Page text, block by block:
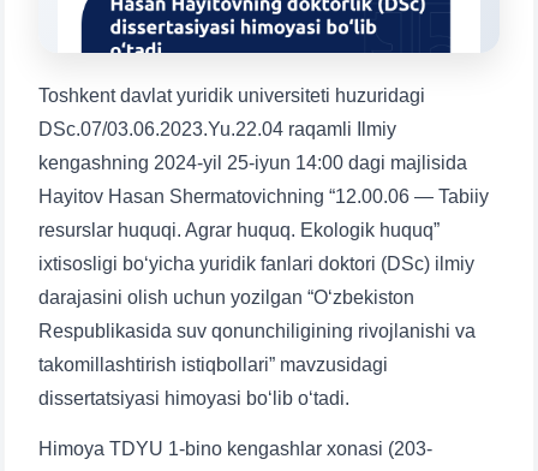
Toshkent davlat yuridik universiteti huzuridagi
DSc.07/03.06.2023.Yu.22.04 raqamli Ilmiy
kengashning 2024-yil 25-iyun 14:00 dagi majlisida
Hayitov Hasan Shermatovichning “12.00.06 — Tabiiy
resurslar huquqi. Agrar huquq. Ekologik huquq”
ixtisosligi boʻyicha yuridik fanlari doktori (DSc) ilmiy
darajasini olish uchun yozilgan “O‘zbekiston
Respublikasida suv qonunchiligining rivojlanishi va
takomillashtirish istiqbollari” mavzusidagi
dissertatsiyasi himoyasi boʻlib oʻtadi.
Himoya TDYU 1-bino kengashlar xonasi (203-
3. Suhbat (bakalavr) (8) 4. Suhbat (magistr) (5)
5. To'lov-kontrakt (2) 6. Elektron ariza (16)
7. Call-center (4) 8. Bakalavriat kvotasi (3)
9. Magistratura kvotasi (4) ✉️ Adminga yozish